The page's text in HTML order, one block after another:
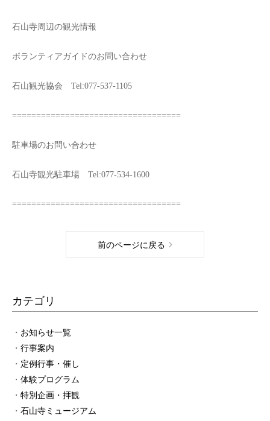
石山寺周辺の観光情報
ボランティアガイドのお問い合わせ
石山観光協会 Tel:077-537-1105
===================================
駐車場のお問い合わせ
石山寺観光駐車場 Tel:077-534-1600
===================================
前のページに戻る
カテゴリ
お知らせ一覧
行事案内
定例行事・催し
体験プログラム
特別企画・拝観
石山寺ミュージアム